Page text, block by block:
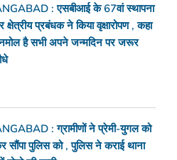
: एसबीआई के 67वां स्थापना
क्षेत्रीय प्रबंधक ने किया वृक्षारोपण , कहा
है सभी अपने जन्मदिन पर जरूर
: ग्रामीणों ने प्रेमी-युगल को
सौंपा पुलिस को , पुलिस ने कराई थाना